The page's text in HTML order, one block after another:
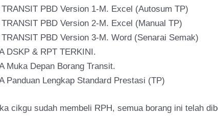
TRANSIT PBD Version 1-M. Excel (Autosum TP)
TRANSIT PBD Version 2-M. Excel (Manual TP)
TRANSIT PBD Version 3-M. Word (Senarai Semak)
DSKP & RPT TERKINI.
Muka Depan Borang Transit.
Panduan Lengkap Standard Prestasi (TP)
cikgu sudah membeli RPH, semua borang ini telah